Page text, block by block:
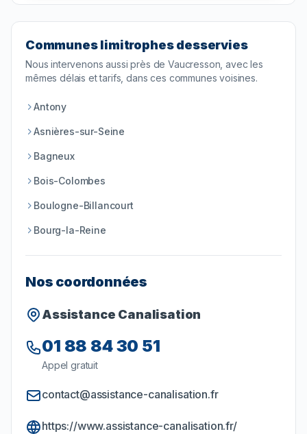
Communes limitrophes desservies
Nous intervenons aussi près deVaucresson , avec les
mêmes délais et tarifs, dans ces communes voisines.
Antony
Asnières-sur-Seine
Bagneux
Bois-Colombes
Boulogne-Billancourt
Bourg-la-Reine
Nos coordonnées
Assistance Canalisation
01 88 84 30 51
Appel gratuit
contact@assistance-canalisation.fr
https://www.assistance-canalisation.fr/